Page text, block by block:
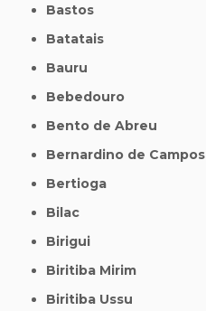
Bastos
Batatais
Bauru
Bebedouro
Bento de Abreu
Bernardino de Campos
Bertioga
Bilac
Birigui
Biritiba Mirim
Biritiba Ussu